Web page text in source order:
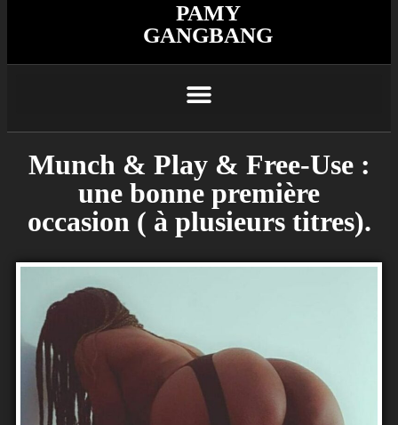
PAMY
GANGBANG
Munch & Play & Free-Use :
une bonne première
occasion ( à plusieurs titres).